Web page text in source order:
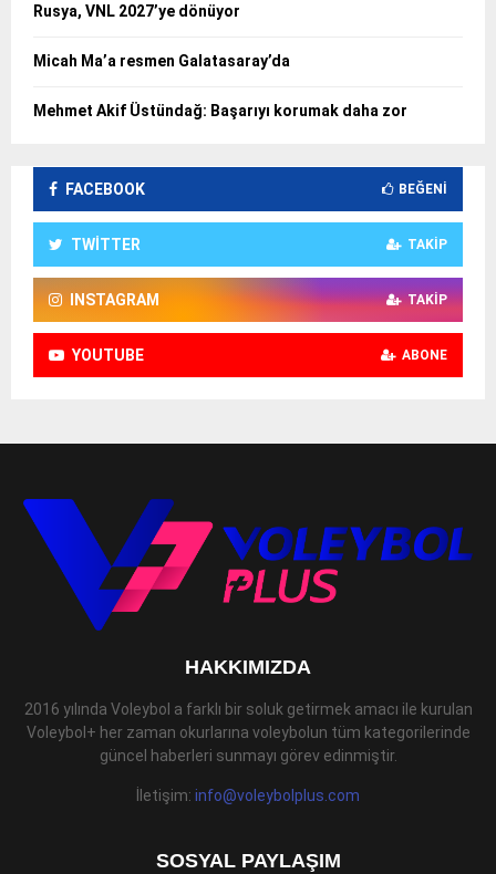
Rusya, VNL 2027’ye dönüyor
Micah Ma’a resmen Galatasaray’da
Mehmet Akif Üstündağ: Başarıyı korumak daha zor
FACEBOOK BEĞENI
TWITTER TAKIP
INSTAGRAM TAKIP
YOUTUBE ABONE
HAKKIMIZDA
2016 yılında Voleybol a farklı bir soluk getirmek amacı ile kurulan
Voleybol+ her zaman okurlarına voleybolun tüm kategorilerinde
güncel haberleri sunmayı görev edinmiştir.
İletişim: info@voleybolplus.com
SOSYAL PAYLAŞIM